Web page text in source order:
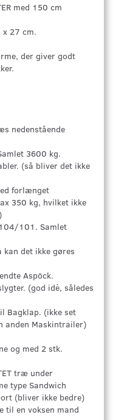
med 150 cm
27 cm.
der giver godt
nedenstående
3600 kg.
(så bliver det ikke
forlænget
350 kg, hvilket ikke
101. Samlet
kan det ikke gøres
Aspöck.
(god idè, således
Bagklap. (ikke set
anden Maskintrailer)
og med 2 stk.
træ under
type Sandwich
(bliver ikke bedre)
til en voksen mand